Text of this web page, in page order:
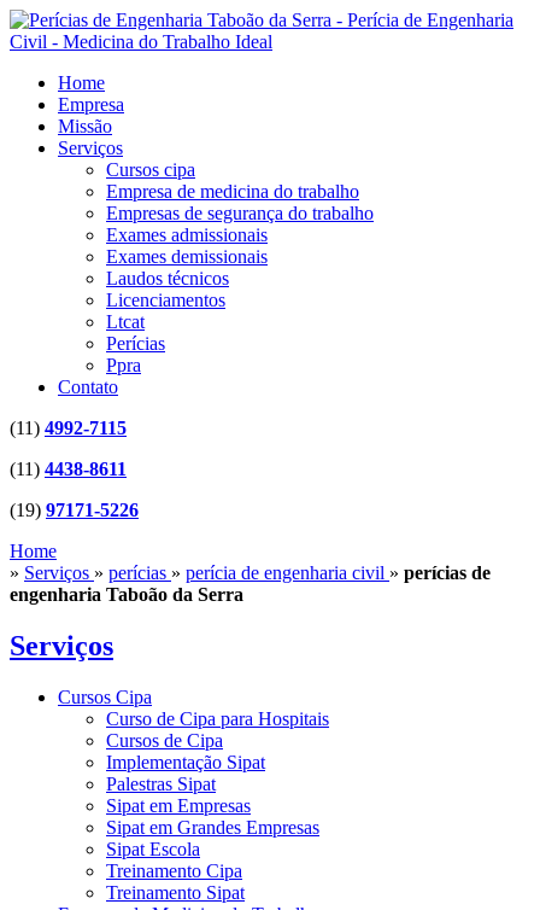
Home
Empresa
Missão
Serviços
Cursos cipa
Empresa de medicina do trabalho
Empresas de segurança do trabalho
Exames admissionais
Exames demissionais
Laudos técnicos
Licenciamentos
Ltcat
Perícias
Ppra
Contato
(11) 4992-7115
(11) 4438-8611
(19) 97171-5226
Home
» Serviços » perícias » perícia de engenharia civil » perícias de
engenharia Taboão da Serra
Serviços
Cursos Cipa
Curso de Cipa para Hospitais
Cursos de Cipa
Implementação Sipat
Palestras Sipat
Sipat em Empresas
Sipat em Grandes Empresas
Sipat Escola
Treinamento Cipa
Treinamento Sipat